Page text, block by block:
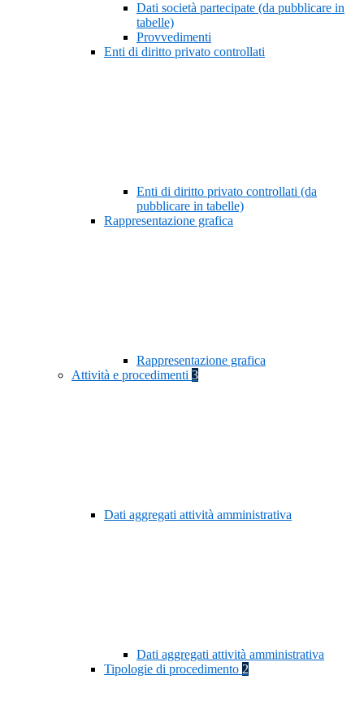
Dati società partecipate (da pubblicare in
tabelle)
Provvedimenti
Enti di diritto privato controllati
Enti di diritto privato controllati (da
pubblicare in tabelle)
Rappresentazione grafica
Rappresentazione grafica
Attività e procedimenti 3
Dati aggregati attività amministrativa
Dati aggregati attività amministrativa
Tipologie di procedimento 2